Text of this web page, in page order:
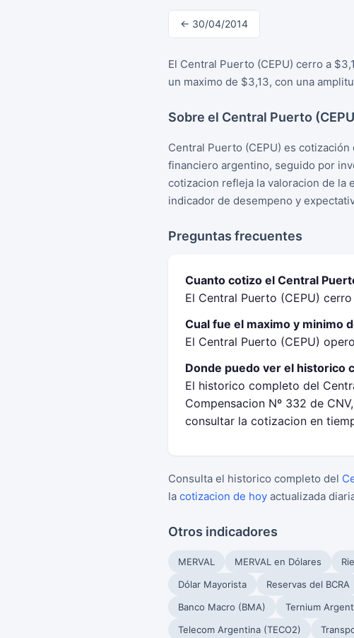
← 30/04/2014
El Central Puerto (CEPU) cerro a
un maximo de $3,13, con una
Sobre el Central Puerto
Central Puerto (CEPU) es
financiero argentino, seguido por
cotizacion refleja la valoracion de la
indicador de desempeno y
Preguntas frecuentes
Cuanto cotizo el Central
El Central Puerto (CEPU)
Cual fue el maximo y minimo
El Central Puerto (CEPU)
Donde puedo ver el historico
El historico completo del
Compensacion Nº 332 de
consultar la cotizacion en
Consulta el historico completo del
la cotizacion de hoy actualizada
Otros indicadores
MERVAL MERVAL en Dólares
Dólar Mayorista
Reservas del BCRA
Banco Macro (BMA)
Ternium
Telecom Argentina (TECO2)